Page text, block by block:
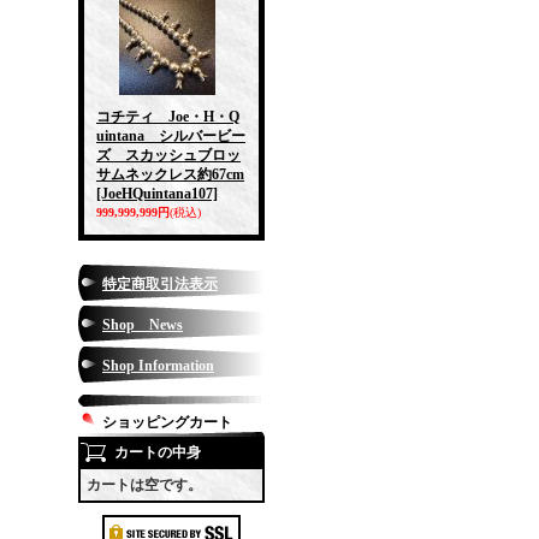
コチティ Joe・H・Q
uintana シルバービー
ズ スカッシュブロッ
サムネックレス約67cm
[JoeHQuintana107]
999,999,999円(税込)
特定商取引法表示
Shop News
Shop Information
ショッピングカート
カートの中身
カートは空です。